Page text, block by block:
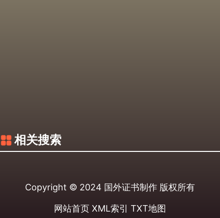
相关搜索
Copyright © 2024 国外证书制作 版权所有
网站首页 XML索引 TXT地图